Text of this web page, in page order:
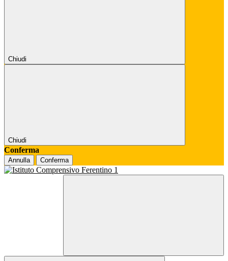
Chiudi
Chiudi
Conferma
Annulla Conferma